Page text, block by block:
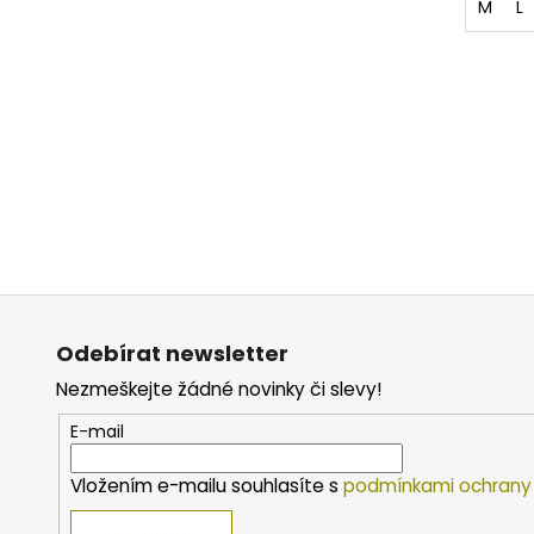
M L
Odebírat newsletter
Nezmeškejte žádné novinky či slevy!
E-mail
Vložením e-mailu souhlasíte s podmínkami